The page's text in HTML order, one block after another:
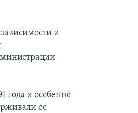
и
года и особенно
ее